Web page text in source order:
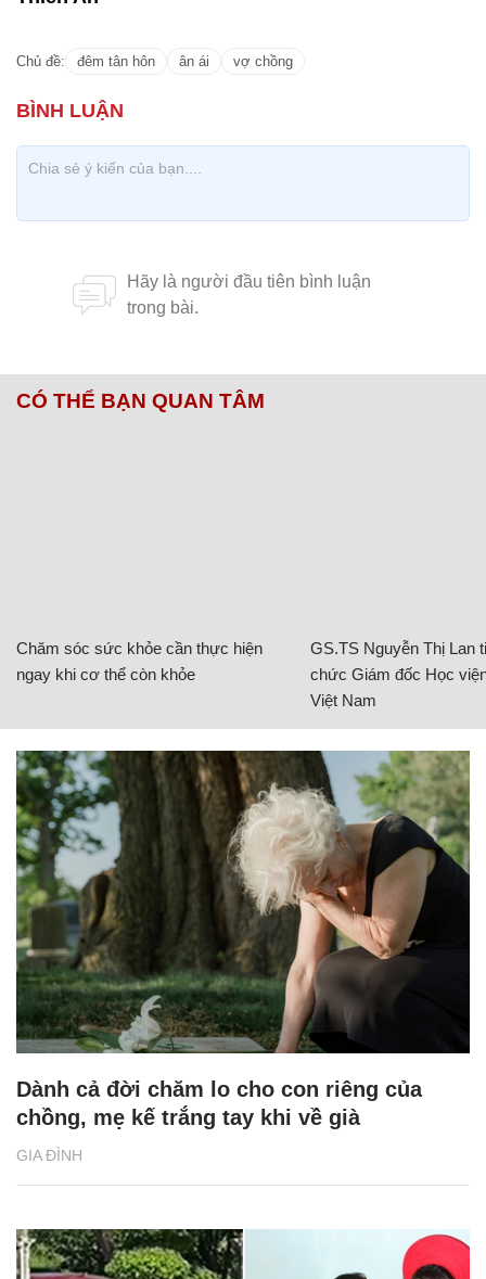
Chủ đề: đêm tân hôn ân ái vợ chồng
CÓ THỂ BẠN QUAN TÂM
Chăm sóc sức khỏe cần thực hiện
ngay khi cơ thể còn khỏe
GS.TS Nguyễn Thị Lan
chức Giám đốc Học
Việt Nam
GIA ĐÌNH
Dành cả đời chăm lo cho con riêng của
chồng, mẹ kế trắng tay khi về già